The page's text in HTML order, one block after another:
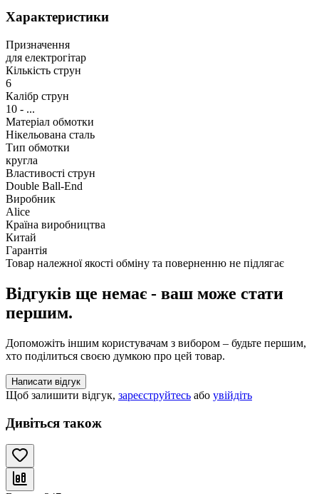
Характеристики
Призначення
для електрогітар
Кількість струн
6
Калібр струн
10 - ...
Матеріал обмотки
Нікельована сталь
Тип обмотки
кругла
Властивості струн
Double Ball-End
Виробник
Alice
Країна виробництва
Китай
Гарантія
Товар належної якості обміну та поверненню не підлягає
Відгуків ще немає - ваш може стати
першим.
Допоможіть іншим користувачам з вибором – будьте першим,
хто поділиться своєю думкою про цей товар.
Написати відгук
Щоб залишити відгук, зареєструйтесь або увійдіть
Дивіться також